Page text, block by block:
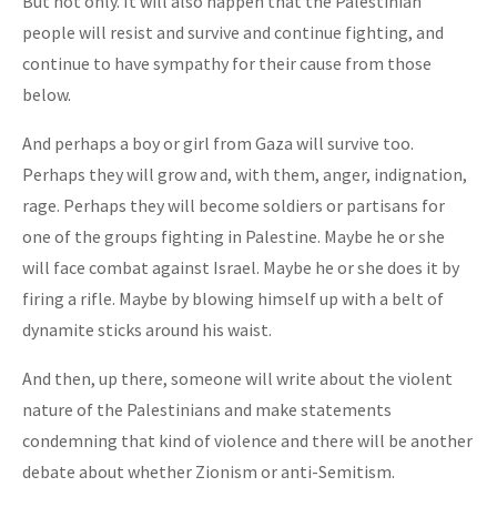
people will resist and survive and continue fighting, and
continue to have sympathy for their cause from those
below.
And perhaps a boy or girl from Gaza will survive too.
Perhaps they will grow and, with them, anger, indignation,
rage. Perhaps they will become soldiers or partisans for
one of the groups fighting in Palestine. Maybe he or she
will face combat against Israel. Maybe he or she does it by
firing a rifle. Maybe by blowing himself up with a belt of
dynamite sticks around his waist.
And then, up there, someone will write about the violent
nature of the Palestinians and make statements
condemning that kind of violence and there will be another
debate about whether Zionism or anti-Semitism.